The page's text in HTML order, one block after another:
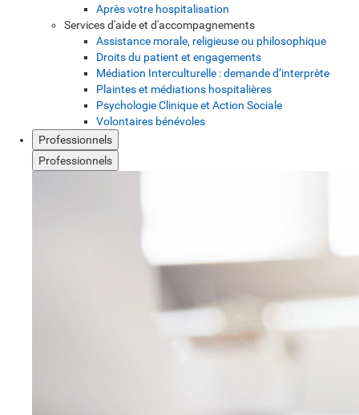
Après votre hospitalisation
Services d'aide et d'accompagnements
Assistance morale, religieuse ou philosophique
Droits du patient et engagements
Médiation Interculturelle : demande d’interprète
Plaintes et médiations hospitalières
Psychologie Clinique et Action Sociale
Volontaires bénévoles
Professionnels
Professionnels